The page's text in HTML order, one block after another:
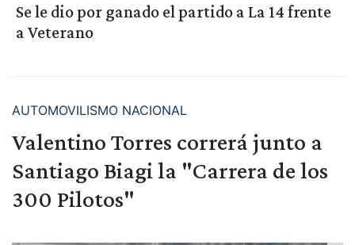
Se le dio por ganado el partido a La 14 frente
a Veterano
AUTOMOVILISMO NACIONAL
Valentino Torres correrá junto a
Santiago Biagi la "Carrera de los
300 Pilotos"